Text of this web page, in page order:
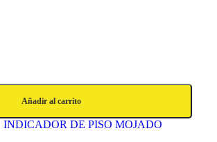
Añadir al carrito
INDICADOR DE PISO MOJADO